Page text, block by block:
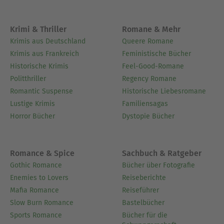
Kohlekraftwerks durch Windkraftanlagen oder
Solarparks zu ersetzen. Wieviele km2 Fläche
müssen dafür geopfert werden, wieviele Batterien
müssen dafür gebaut werden und wie hoch ist
der Rohstoffbedarf dafür. Letztlich - wie groß sind
die Löcher, die dafür in Südamerika oder China in
die Erde gerissen werden müssen und was kostet
zum Schluß die Kilowatt-Stunde des damit
Aufwände müßten für ein entsprechendes
Wasserstoff-System getrieben werden.Was
bedeutet es, die gesamte Energieversorgung eines
Bundeslandes, einer Großstadt oder gar ganz
Deutschlands zu ersetzen?Last not least - ist das
alles wirklich ein Vorteil gegenüber einem
Krimi & Thriller
Krimis aus Deutschland
Krimis aus Frankreich
Historische Krimis
Politthriller
Romantic Suspense
Lustige Krimis
Horror Bücher
Romane & Mehr
Queere Romane
Feministische Bücher
Feel-Good-Romane
Regency Romane
Historische Liebesromane
Familiensagas
Dystopie Bücher
Romance & Spice
Gothic Romance
Enemies to Lovers
Mafia Romance
Slow Burn Romance
Sports Romance
Sachbuch & Ratgeber
Bücher über Fotografie
Reiseberichte
Reiseführer
Bastelbücher
Bücher für die